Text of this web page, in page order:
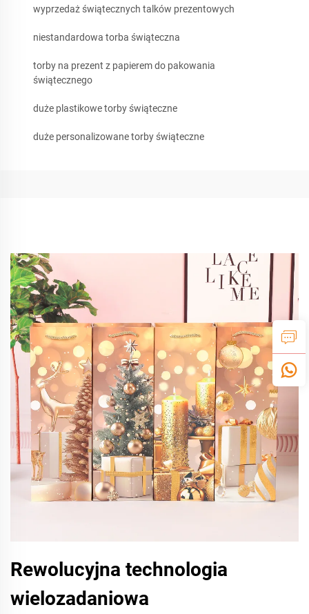
wyprzedaż świątecznych talków prezentowych
niestandardowa torba świąteczna
torby na prezent z papierem do pakowania
świątecznego
duże plastikowe torby świąteczne
duże personalizowane torby świąteczne
Rewolucyjna technologia
wielozadaniowa